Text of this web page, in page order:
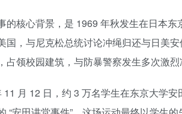
的核心背景，是 1969 年秋发生在日本
国，与尼克松总统讨论冲绳归还与日美
占领校园建筑，与防暴警察发生多次激烈
11 月 12 日，约 3 万名学生在东京大学